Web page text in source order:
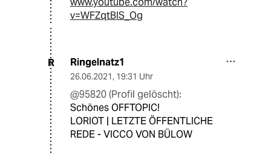
v=WFZqtBIS_Og
R Ringelnatz1
26.06.2021, 19:31 Uhr
@95820 (Profil gelöscht):
Schönes OFFTOPIC!
LORIOT | LETZTE ÖFFENTLICHE
REDE - VICCO VON BÜLOW